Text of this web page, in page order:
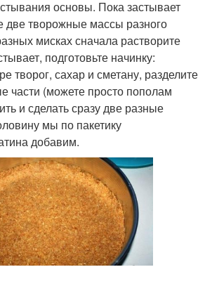
основы. Пока застывает
две творожные массы разного
мисках сначала растворите
подготовьте начинку:
творог, сахар и сметану, разделите
части (можете просто пополам
и сделать сразу две разные
мы по пакетику
добавим.